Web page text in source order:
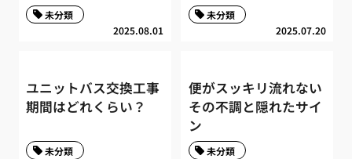
2025.08.01
未分類
2025.07.20
未分類
ユニットバス交換工事
期間はどれくらい？
未分類
便がスッキリ流れない
その不調と隠れたサイ
ン
未分類